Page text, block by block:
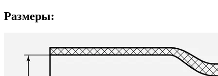
Размеры: